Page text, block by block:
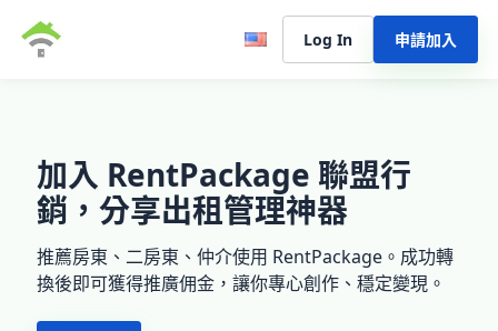
Log In 申請加入
加入 RentPackage 聯盟行
銷，分享出租管理神器
推薦房東、二房東、仲介使用 RentPackage。成功轉
換後即可獲得推廣佣金，讓你專心創作、穩定變現。